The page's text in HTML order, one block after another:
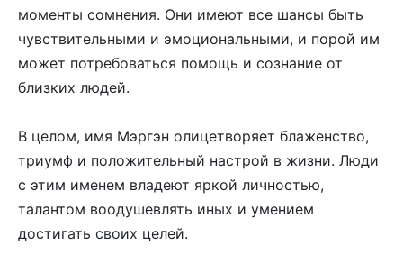
моменты сомнения. Они имеют все шансы быть
чувствительными и эмоциональными, и порой им
может потребоваться помощь и сознание от
близких людей.
В целом, имя Мэргэн олицетворяет блаженство,
триумф и положительный настрой в жизни. Люди
с этим именем владеют яркой личностью,
талантом воодушевлять иных и умением
достигать своих целей.